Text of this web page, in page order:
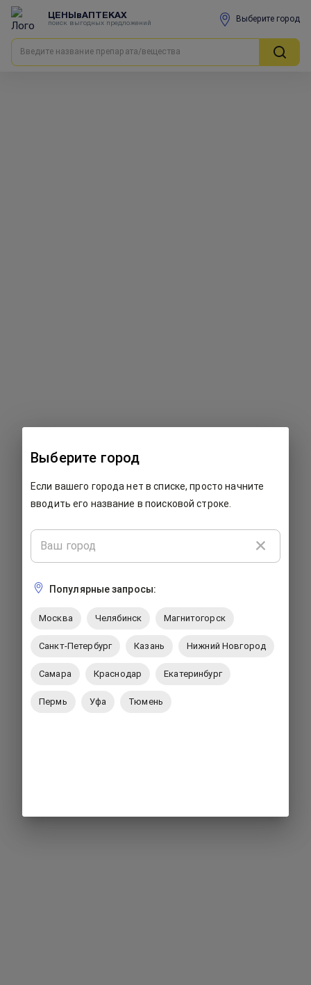
ЦЕНЫвАПТЕКАХ
поиск выгодных предложений Выберите город
500: Что-то пошло не так...
работаем над ее исправлением. Пожалуйста, закройте
страницу и попробуйте вернуться позже.
Выберите город
Если вашего города нет в списке, просто начните
вводить его название в поисковой строке.
Популярные запросы:
Москва Челябинск Магнитогорск
Санкт-Петербург Казань Нижний Новгород
Самара Краснодар Екатеринбург
Пермь Уфа Тюмень